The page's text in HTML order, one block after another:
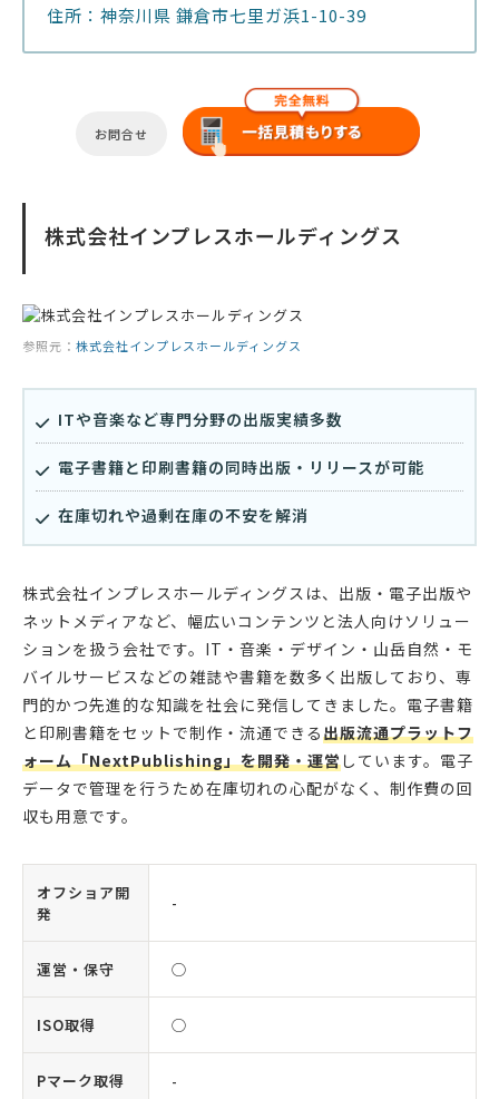
住所：神奈川県 鎌倉市七里ガ浜1-10-39
お問合せ
株式会社インプレスホールディングス
参照元： 株式会社インプレスホールディングス
ITや音楽など専門分野の出版実績多数
電子書籍と印刷書籍の同時出版・リリースが可能
在庫切れや過剰在庫の不安を解消
株式会社インプレスホールディングスは、出版・電子出版や
ネットメディアなど、幅広いコンテンツと法人向けソリュー
ションを扱う会社です。IT・音楽・デザイン・山岳自然・モ
バイルサービスなどの雑誌や書籍を数多く出版しており、専
門的かつ先進的な知識を社会に発信してきました。電子書籍
と印刷書籍をセットで制作・流通できる出版流通プラットフ
ォーム「NextPublishing」を開発・運営しています。電子
データで管理を行うため在庫切れの心配がなく、制作費の回
収も用意です。
オフショア開
発
-
運営・保守 ◯
ISO取得 ◯
Pマーク取得 -